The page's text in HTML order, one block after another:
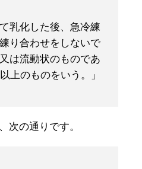
乳化した後、急冷練
り合わせをしないで
は流動状のものであ
上のものをいう。」
次の通りです。